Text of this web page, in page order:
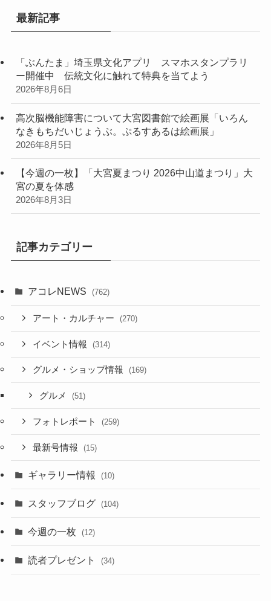
最新記事
「ぶんたま」埼玉県文化アプリ スマホスタンプラリ
ー開催中 伝統文化に触れて特典を当てよう
2026年8月6日
高次脳機能障害について大宮図書館で絵画展「いろん
なきもちだいじょうぶ。ぷるすあるは絵画展」
2026年8月5日
【今週の一枚】「大宮夏まつり 2026中山道まつり」大
宮の夏を体感
2026年8月3日
記事カテゴリー
アコレNEWS (762)
アート・カルチャー (270)
イベント情報 (314)
グルメ・ショップ情報 (169)
グルメ (51)
フォトレポート (259)
最新号情報 (15)
ギャラリー情報 (10)
スタッフブログ (104)
今週の一枚 (12)
読者プレゼント (34)